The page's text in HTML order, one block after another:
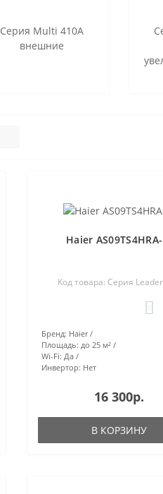
Серия Multi 410A
внешние
Haier
Код товара: Серия
Бренд: Haier
Площадь: до 25 м²
Wi-Fi: Да
Инвертор: Нет
16 300р.
В КОРЗИНУ